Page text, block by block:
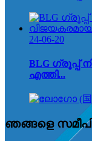
24-06-20
BLG ഗ്രൂപ്പ്
എത്തി...
ഞങ്ങളെ